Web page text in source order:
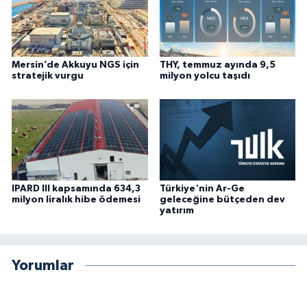
Mersin’de Akkuyu NGS için
stratejik vurgu
THY, temmuz ayında 9,5
milyon yolcu taşıdı
IPARD III kapsamında 634,3
milyon liralık hibe ödemesi
Türkiye'nin Ar-Ge
geleceğine bütçeden dev
yatırım
Yorumlar